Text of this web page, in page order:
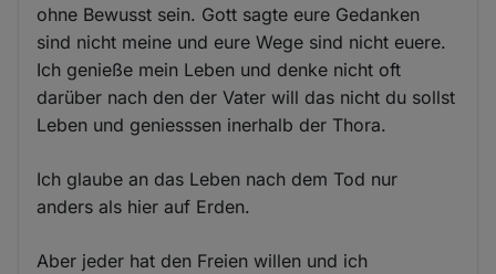
ohne Bewusst sein. Gott sagte eure Gedanken
sind nicht meine und eure Wege sind nicht euere.
Ich genieße mein Leben und denke nicht oft
darüber nach den der Vater will das nicht du sollst
Leben und geniesssen inerhalb der Thora.
Ich glaube an das Leben nach dem Tod nur
anders als hier auf Erden.
Aber jeder hat den Freien willen und ich